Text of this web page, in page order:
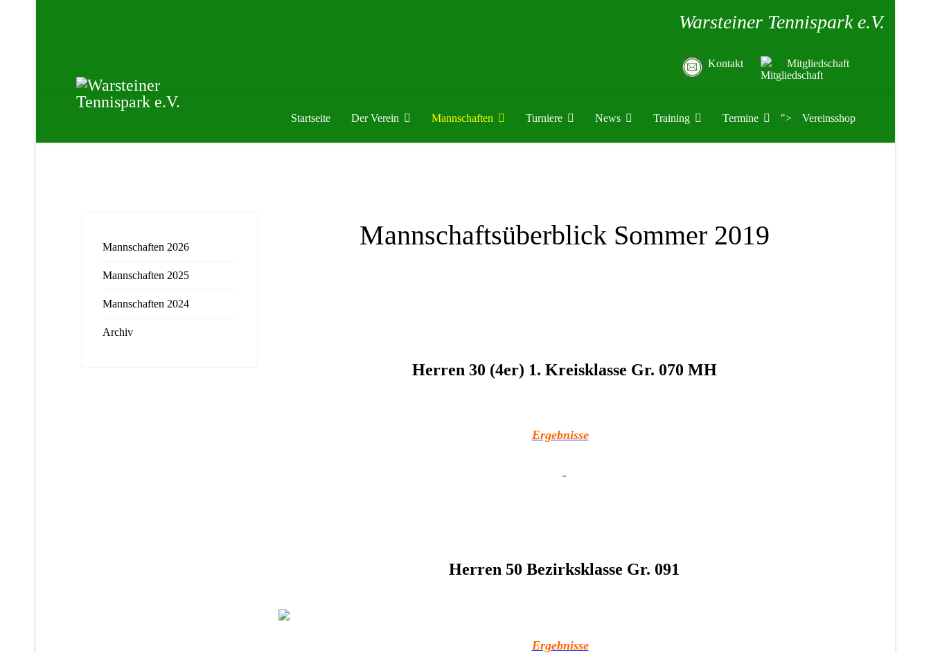
Warsteiner Tennispark e.V.
Kontakt Mitgliedschaft
Startseite Der Verein Mannschaften Turniere News Training Termine "> Vereinsshop
Mannschaften 2026
Mannschaften 2025
Mannschaften 2024
Archiv
Mannschaftsüberblick Sommer 2019
Herren 30 (4er) 1. Kreisklasse Gr. 070 MH
Ergebnisse
Herren 50 Bezirksklasse Gr. 091
Ergebnisse